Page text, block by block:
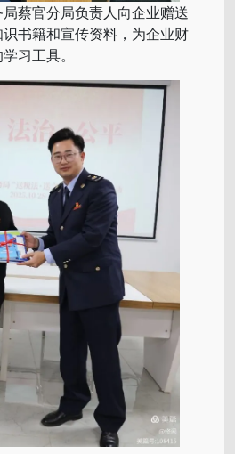
蔡官分局负责人向企业赠送
书籍和宣传资料，为企业财
习工具。